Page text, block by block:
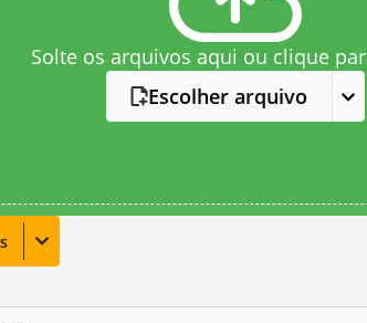
Solte os arquivos aqui ou clique
Escolher arquivo
s